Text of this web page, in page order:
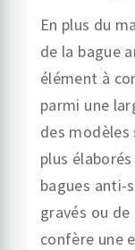
En plus du
de la bague
élément à
parmi une
des modèles
plus
bagues
gravés ou
confère une